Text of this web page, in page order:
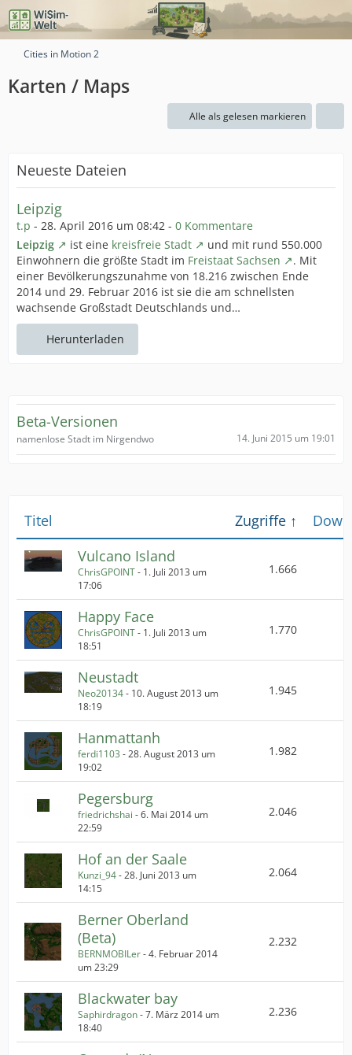
Cities in Motion 2
Karten / Maps
Alle als gelesen markieren
Neueste Dateien
Leipzig
t.p - 28. April 2016 um 08:42 - 0 Kommentare
Leipzig
ist eine kreisfreie Stadt
und mit rund 550.000
Einwohnern die größte Stadt im Freistaat Sachsen
. Mit
einer Bevölkerungszunahme von 18.216 zwischen Ende
2014 und 29. Februar 2016 ist sie die am schnellsten
wachsende Großstadt Deutschlands und…
Herunterladen
Beta-Versionen
namenlose Stadt im Nirgendwo 14. Juni 2015 um 19:01
Titel Zugriffe
Vulcano Island
ChrisGPOINT- 1. Juli 2013 um
17:06
1.666
Happy Face
ChrisGPOINT- 1. Juli 2013 um
18:51
1.770
Neustadt
Neo20134- 10. August 2013 um
18:19
1.945
Hanmattanh
ferdi1103 -28. August 2013 um
19:02
1.982
Pegersburg
friedrichshai -6. Mai 2014 um
22:59
2.046
Hof an der Saale
Kunzi_94-28. Juni 2013 um
14:15
2.064
Berner Oberland
(Beta)
BERNMOBILer-4. Februar 2014
um 23:29
2.232
Blackwater bay
Saphirdragon-7. März 2014 um
18:40
2.236